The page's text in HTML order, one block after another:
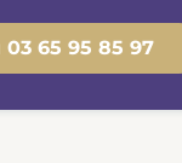
03 65 95 85 97